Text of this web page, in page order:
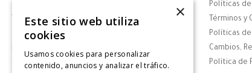
Tiendas
Contáctanos
Giftcard
Políticas
Términos y
Políticas
Cambios,
Política de
×
Este sitio web utiliza
cookies
Usamos cookies para personalizar
contenido, anuncios y analizar el tráfico.